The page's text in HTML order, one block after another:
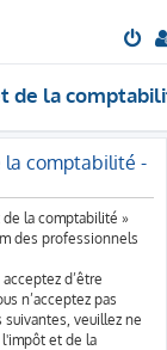
de la
la comptabilité -
la comptabilité »
des professionnels
d’être
n’acceptez pas
veuillez ne
et de la